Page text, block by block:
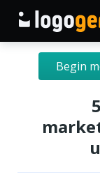
Logo Maken
AI
Logo-ideeën
Gedrukte
Begin